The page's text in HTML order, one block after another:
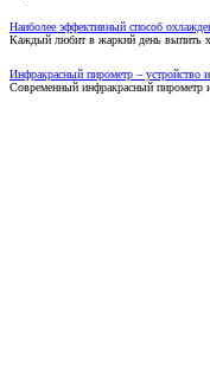
Наиболее эффективный способ
Каждый любит в жаркий день выпить
Инфракрасный пирометр – устройство
Современный инфракрасный пирометр